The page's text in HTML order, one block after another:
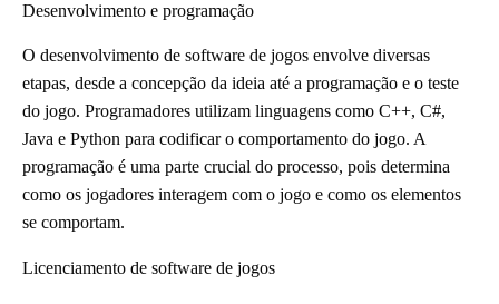
Desenvolvimento e programação
O desenvolvimento de software de jogos envolve diversas
etapas, desde a concepção da ideia até a programação e o teste
do jogo. Programadores utilizam linguagens como C++, C#,
Java e Python para codificar o comportamento do jogo. A
programação é uma parte crucial do processo, pois determina
como os jogadores interagem com o jogo e como os elementos
se comportam.
Licenciamento de software de jogos